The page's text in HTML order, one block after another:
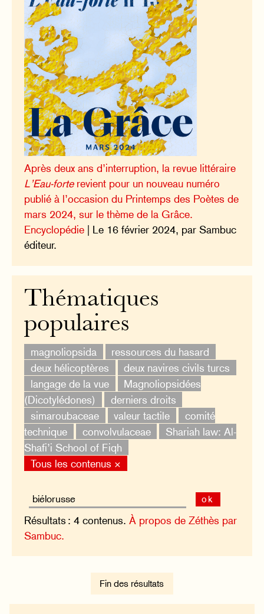
Après deux ans d’interruption, la revue littéraire
L’Eau-forterevient pour un nouveau numéro
publié à l’occasion du Printemps des Poètes de
mars 2024, sur le thème de la Grâce.
Encyclopédie | Le 16 février 2024, par Sambuc
éditeur.
Thématiques
populaires
magnoliopsida
ressources du hasard
deux hélicoptères
deux navires civils turcs
langage de la vue
Magnoliopsidées
(Dicotylédones)
derniers droits
simaroubaceae
valeur tactile
comité
technique
convolvulaceae
Shariah law: Al-
Shafi’i School of Fiqh
Tous les contenus ×
ok
Résultats : 4 contenus.À propos de Zéthès par
Sambuc.
Fin des résultats